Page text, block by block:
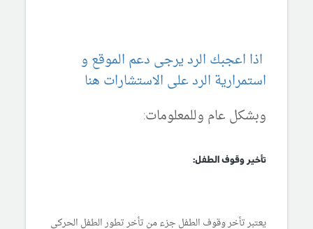
اذا اعجبك الرد يرجى دعم الموقع و
استمرارية الرد على الاستشارات هنا
وبشكل عام وللمعلومات:
تأخير وقوف الطفل:
يعتبر تأخر وقوف الطفل جزء من تأخر تطور الطفل الحركي